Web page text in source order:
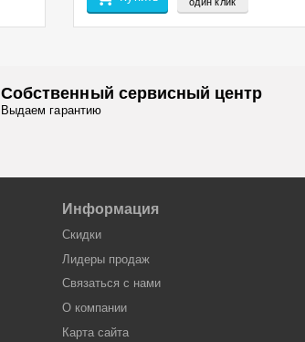
Собственный сервисный центр
Выдаем гарантию
Информация
Скидки
Лидеры продaж
Связаться с нами
О компании
Карта сайта